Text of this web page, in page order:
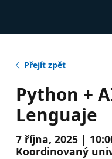
Přejít zpět
Python +
Lenguaje
7 října, 2025 |
Koordinovaný